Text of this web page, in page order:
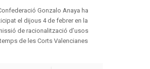
Gonzalo Anaya ha
el dijous 4 de febrer en la
de racionalització d’usos
de les Corts Valencianes